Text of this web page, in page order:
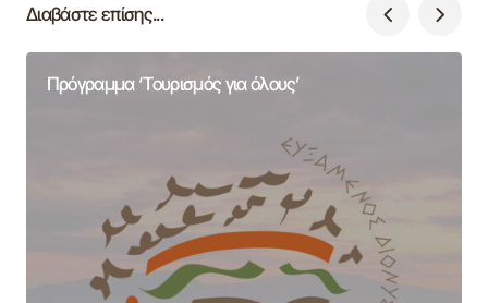
Διαβάστε επίσης...
Πρόγραμμα ‘Τουρισμός για όλους’